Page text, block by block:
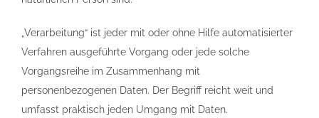
„Verarbeitung“ ist jeder mit oder ohne Hilfe automatisierter
Verfahren ausgeführte Vorgang oder jede solche
Vorgangsreihe im Zusammenhang mit
personenbezogenen Daten. Der Begriff reicht weit und
umfasst praktisch jeden Umgang mit Daten.